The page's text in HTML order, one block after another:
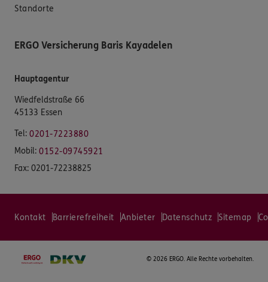
Standorte
ERGO Versicherung Baris Kayadelen
Hauptagentur
Wiedfeldstraße 66
45133 Essen
Tel: 0201-7223880
Mobil: 0152-09745921
Fax: 0201-72238825
Kontakt Barrierefreiheit Anbieter Datenschutz Sitemap
© 2026 ERGO. Alle Rechte vorbehalten.